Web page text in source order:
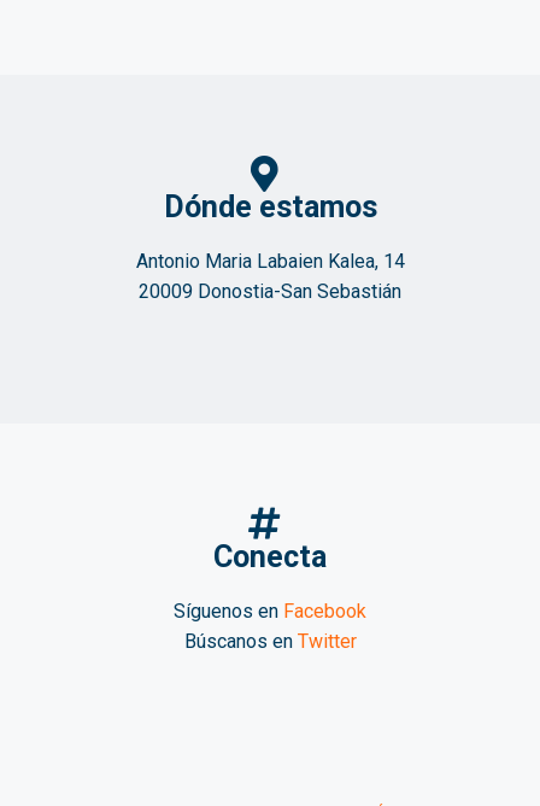
Dónde estamos
Antonio Maria Labaien Kalea, 14
20009 Donostia-San Sebastián
Conecta
Síguenos en Facebook
Búscanos en Twitter